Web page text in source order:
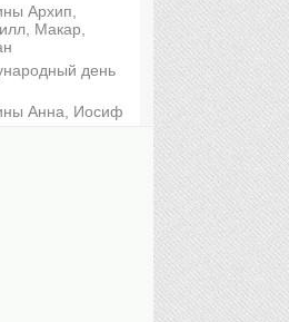
Архип,
Макар,
день
Анна, Иосиф